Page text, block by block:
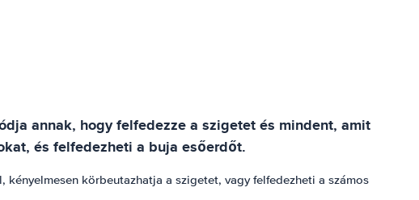
annak, hogy felfedezze a szigetet és mindent, amit
és felfedezheti a buja esőerdőt.
körbeutazhatja a szigetet, vagy felfedezheti a számos